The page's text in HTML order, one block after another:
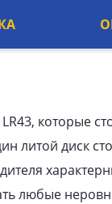
LR43, которые
литой диск
любые